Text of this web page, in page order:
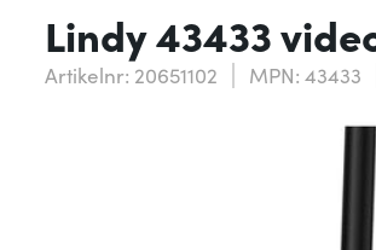
Lindy 43433
Artikelnr: 20651102 MPN: 43433